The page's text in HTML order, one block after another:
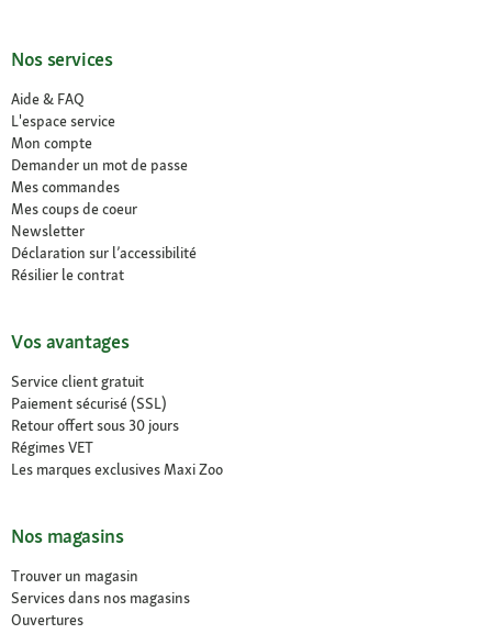
Nos services
Aide & FAQ
L'espace service
Mon compte
Demander un mot de passe
Mes commandes
Mes coups de coeur
Newsletter
Déclaration sur l’accessibilité
Résilier le contrat
Vos avantages
Service client gratuit
Paiement sécurisé (SSL)
Retour offert sous 30 jours
Régimes VET
Les marques exclusives Maxi Zoo
Nos magasins
Trouver un magasin
Services dans nos magasins
Ouvertures